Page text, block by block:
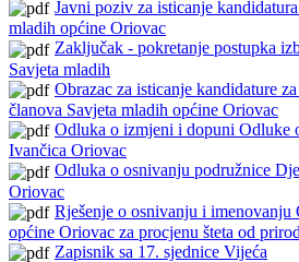
Javni poziv za isticanje
mladih općine Oriovac
Zaključak - pokretanje postupka
Savjeta mladih
Obrazac za isticanje kandidature
članova Savjeta mladih općine Oriovac
Odluka o izmjeni i dopuni Odluke
Ivančica Oriovac
Odluka o osnivanju podružnice
Oriovac
Rješenje o osnivanju i imenovanju
općine Oriovac za procjenu šteta od
Zapisnik sa 17. sjednice Vijeća